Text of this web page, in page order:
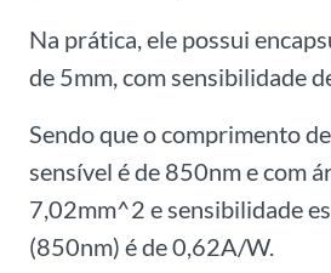
Na prática, ele possui
de 5mm, com sensibilidade
Sendo que o comprimento
sensível é de 850nm e com
7,02mm^2 e sensibilidade
(850nm) é de 0,62A/W.